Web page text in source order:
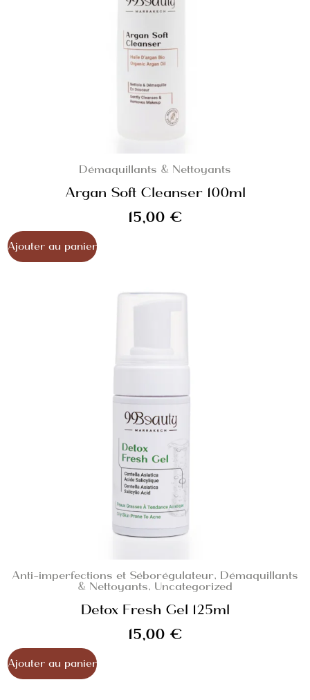
Démaquillants & Nettoyants
Argan Soft Cleanser 100ml
15,00 €
Ajouter au panier
Anti-imperfections et Séborégulateur, Démaquillants
& Nettoyants, Uncategorized
Detox Fresh Gel 125ml
15,00 €
Ajouter au panier